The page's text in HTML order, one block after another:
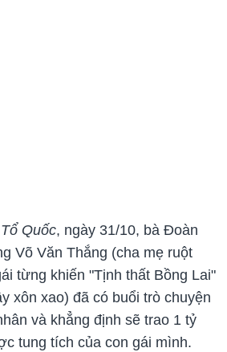
Tổ Quốc, ngày 31/10, bà Đoàn
Võ Văn Thắng (cha mẹ ruột
từng khiến "Tịnh thất Bồng Lai"
xôn xao) đã có buổi trò chuyện
và khẳng định sẽ trao 1 tỷ
tung tích của con gái mình.